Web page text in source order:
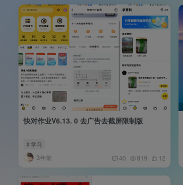
快对作业V6.13. 0 去广告去截屏限制版
# 学习
3年前 40 819 12